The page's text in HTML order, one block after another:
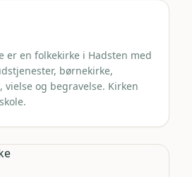
er en folkekirke i Hadsten med
børnekirke,
vielse og begravelse. Kirken